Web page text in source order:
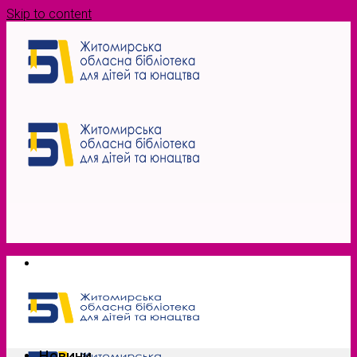
Skip to content